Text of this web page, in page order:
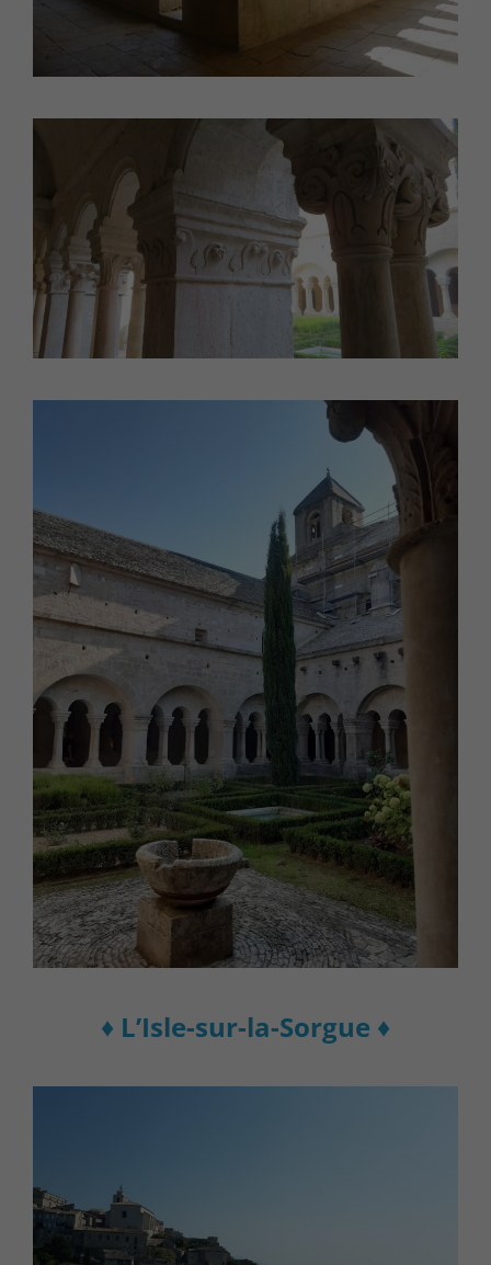
♦ L’Isle-sur-la-Sorgue ♦